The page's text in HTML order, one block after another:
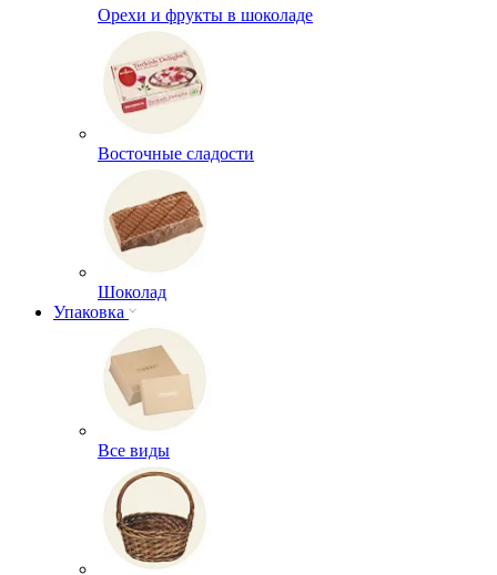
Орехи и фрукты в шоколаде
Восточные сладости
Шоколад
Упаковка
Все виды